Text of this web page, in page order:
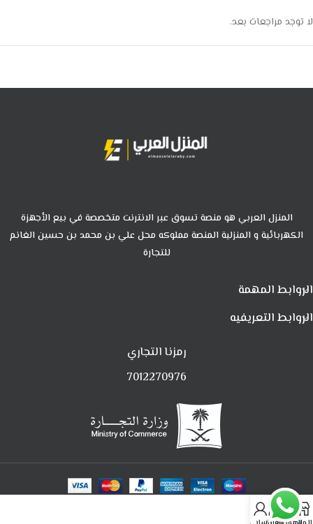
لا توجد مراجعات بعد.
المنزل العربي هو منصة تسوق عبر الانترنت متخصصة في بيع الأجهزة
الكهربائية و المنزلية المنصة مملوكه محل علي بن محمد بن حسين الغانم
للتجارة
الروابط المهمة
الروابط التعريفيه
رمزنا التجاري
7012270976